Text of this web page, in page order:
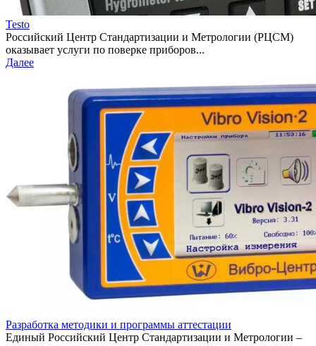
Testo
Российский Центр Стандартизации и Метрологии (РЦСМ)
оказывает услуги по поверке приборов...
Далее
Разработка методики и программы аттестации
Единый Российский Центр Стандартизации и Метрологии –